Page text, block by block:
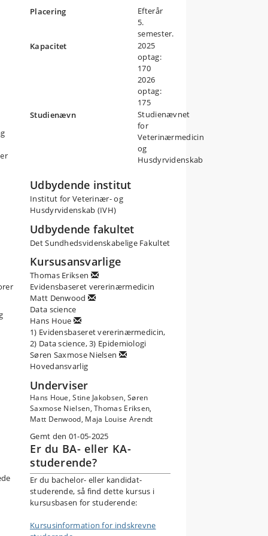
Placering
Efterår
5.
semester.
Kapacitet
2025
optag:
170
2026
optag:
175
Studienævn
Studienævnet
for
Veterinærmedicin
og
Husdyrvidenskab
Udbydende institut
Institut for Veterinær- og
Husdyrvidenskab (IVH)
Udbydende fakultet
Det Sundhedsvidenskabelige Fakultet
Kursusansvarlige
Thomas Eriksen
Evidensbaseret vererinærmedicin
Matt Denwood
Data science
Hans Houe
1) Evidensbaseret vererinærmedicin,
2) Data science, 3) Epidemiologi
Søren Saxmose Nielsen
Hovedansvarlig
Underviser
Hans Houe, Stine Jakobsen, Søren
Saxmose Nielsen, Thomas Eriksen,
Matt Denwood, Maja Louise Arendt
Gemt den 01-05-2025
Er du BA- eller KA-
studerende?
Er du bachelor- eller kandidat-
studerende, så find dette kursus i
kursusbasen for studerende:
Kursusinformation for indskrevne